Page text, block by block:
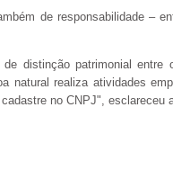
de responsabilidade –
distinção patrimonial entre
natural realiza atividades
no CNPJ", esclareceu